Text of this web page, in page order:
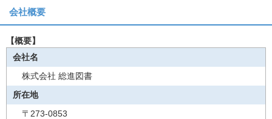
会社概要
【概要】
会社名
株式会社 総進図書
所在地
〒273-0853